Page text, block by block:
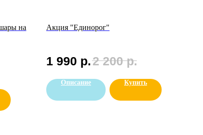
на
Акция "Единорог"
1 990 р.2 200 р.
Описание Купить